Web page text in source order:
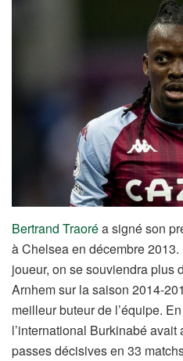
Bertrand Traoréa signé son
à Chelsea en décembre
joueur, on se souviendra plus
Arnhem sur la saison 2014-
meilleur buteur de l’équipe.
l’international Burkinabé
passes décisives en 33